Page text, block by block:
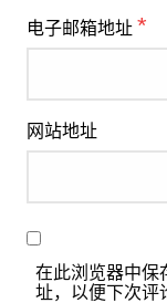
电子邮箱地址 *
网站地址
在此浏览器中保
址，以便下次评